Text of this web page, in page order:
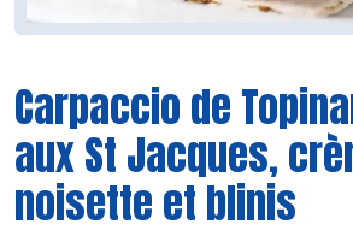
Carpaccio de
aux St Jacques,
noisette et blinis